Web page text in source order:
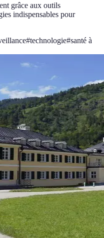
grâce aux outils
indispensables pour
#technologie#santé à